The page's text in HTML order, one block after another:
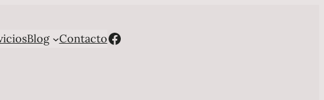
Blog ContactoFacebook